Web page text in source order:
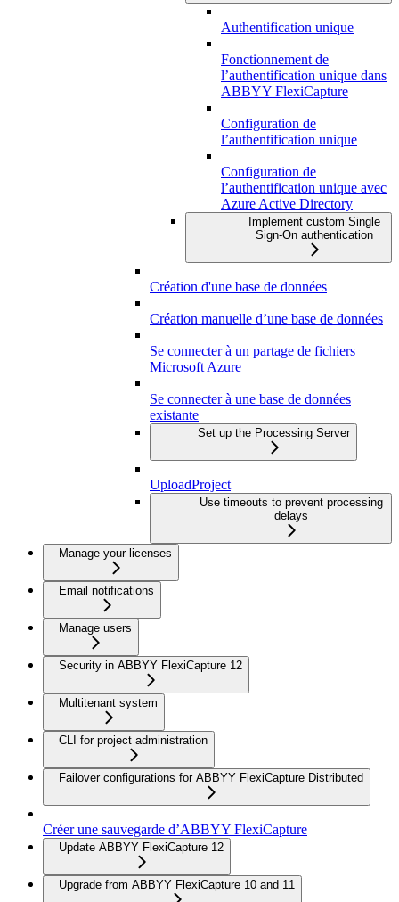
Authentification unique
Fonctionnement de
l’authentification unique dans
ABBYY FlexiCapture
Configuration de
l’authentification unique
Configuration de
l’authentification unique avec
Azure Active Directory
Implement custom Single
Sign-On authentication
Création d'une base de données
Création manuelle d’une base de données
Se connecter à un partage de fichiers
Microsoft Azure
Se connecter à une base de données
existante
Set up the Processing Server
UploadProject
Use timeouts to prevent processing
delays
Manage your licenses
Email notifications
Manage users
Security in ABBYY FlexiCapture 12
Multitenant system
CLI for project administration
Failover configurations for ABBYY FlexiCapture Distributed
Créer une sauvegarde d’ABBYY FlexiCapture
Update ABBYY FlexiCapture 12
Upgrade from ABBYY FlexiCapture 10 and 11